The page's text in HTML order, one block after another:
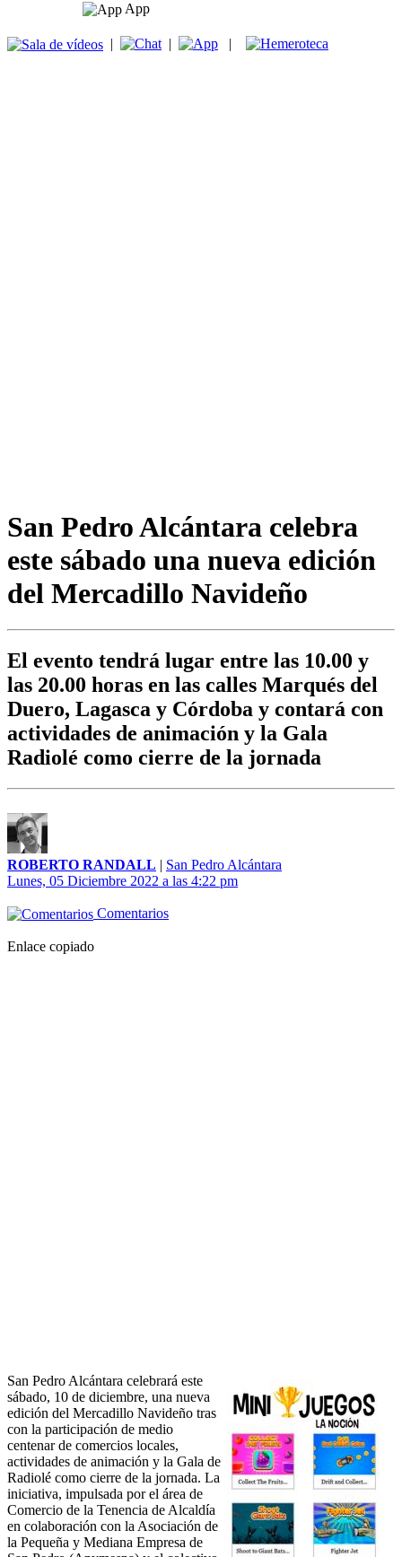
App
| | |
San Pedro Alcántara celebra
este sábado una nueva edición
del Mercadillo Navideño
El evento tendrá lugar entre las 10.00 y
las 20.00 horas en las calles Marqués del
Duero, Lagasca y Córdoba y contará con
actividades de animación y la Gala
Radiolé como cierre de la jornada
ROBERTO RANDALL | San Pedro Alcántara
Lunes, 05 Diciembre 2022 a las 4:22 pm
Comentarios
Enlace copiado
San Pedro Alcántara celebrará este
sábado, 10 de diciembre, una nueva
edición del Mercadillo Navideño tras
con la participación de medio
centenar de comercios locales,
actividades de animación y la Gala de
Radiolé como cierre de la jornada. La
iniciativa, impulsada por el área de
Comercio de la Tenencia de Alcaldía
en colaboración con la Asociación de
la Pequeña y Mediana Empresa de